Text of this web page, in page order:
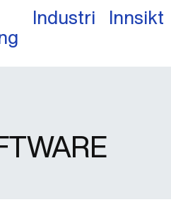
Industri Innsikt